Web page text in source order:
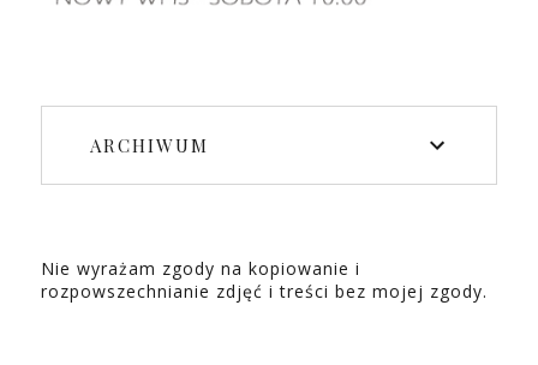
ARCHIWUM
Nie wyrażam zgody na kopiowanie i
rozpowszechnianie zdjęć i treści bez mojej zgody.